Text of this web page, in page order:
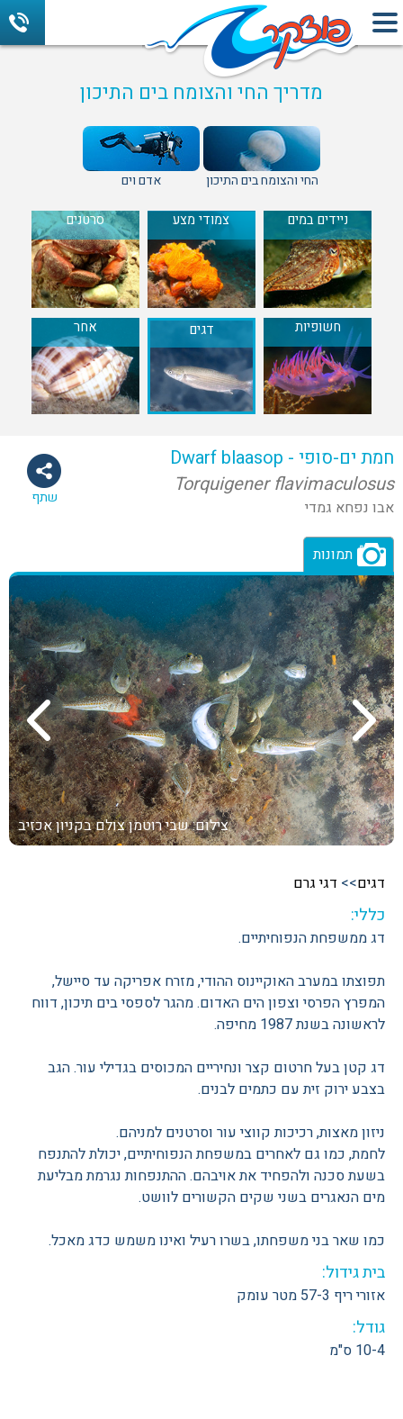
מדריך החי והצומח בים התיכון
החי והצומח בים התיכון אדם וים
ניידים במים צמודי מצע סרטנים
חשופיות דגים אחר
שתף
חמת ים-סופי - Dwarf blaasop
Torquigener flavimaculosus
אבו נפחא גמדי
תמונות
צילום: שבי רוטמןצולם בקניון אכזיב
דגים>> דגי גרם
כללי:
דג ממשפחת הנפוחיתיים.
תפוצתו במערב האוקיינוס ההודי, מזרח אפריקה עד סיישל,
המפרץ הפרסי וצפון הים האדום. מהגר לספסי בים תיכון, דווח
לראשונה בשנת 1987 מחיפה.
דג קטן בעל חרטום קצר ונחיריים המכוסים בגדילי עור. הגב
בצבע ירוק זית עם כתמים לבנים.
ניזון מאצות, רכיכות קווצי עור וסרטנים למניהם.
לחמת, כמו גם לאחרים במשפחת הנפוחיתיים, יכולת להתנפח
בשעת סכנה ולהפחיד את אויבהם. ההתנפחות נגרמת מבליעת
מים הנאגרים בשני שקים הקשורים לוושט.
כמו שאר בני משפחתו, בשרו רעיל ואינו משמש כדג מאכל.
בית גידול:
אזורי ריף 57-3 מטר עומק
גודל:
10-4 ס"מ